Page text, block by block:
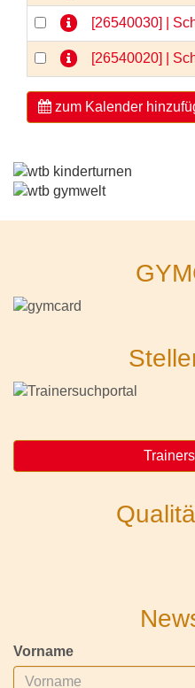
[26540030] |
[26540020] |
zum Kalender
Vorname